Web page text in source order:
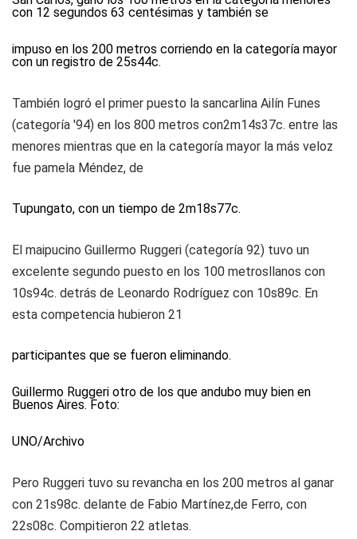
con 12 segundos 63 centésimas y también se
impuso en los 200 metros corriendo en la categoría mayor
con un registro de 25s44c.
También logró el primer puesto la sancarlina Ailín Funes
(categoría '94) en los 800 metros con2m14s37c. entre las
menores mientras que en la categoría mayor la más veloz
fue pamela Méndez, de
Tupungato, con un tiempo de 2m18s77c.
El maipucino Guillermo Ruggeri (categoría 92) tuvo un
excelente segundo puesto en los 100 metrosllanos con
10s94c. detrás de Leonardo Rodríguez con 10s89c. En
esta competencia hubieron 21
participantes que se fueron eliminando.
Guillermo Ruggeri otro de los que andubo muy bien en
Buenos Aires. Foto:
UNO/Archivo
Pero Ruggeri tuvo su revancha en los 200 metros al ganar
con 21s98c. delante de Fabio Martínez,de Ferro, con
22s08c. Compitieron 22 atletas.